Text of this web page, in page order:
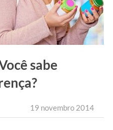
sabe
19 novembro 2014